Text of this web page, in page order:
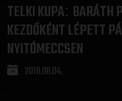
TELKI KUPA: BARÁTH
KEZDŐKÉNT LÉPETT
NYITÓMECCSEN
2018.08.04.